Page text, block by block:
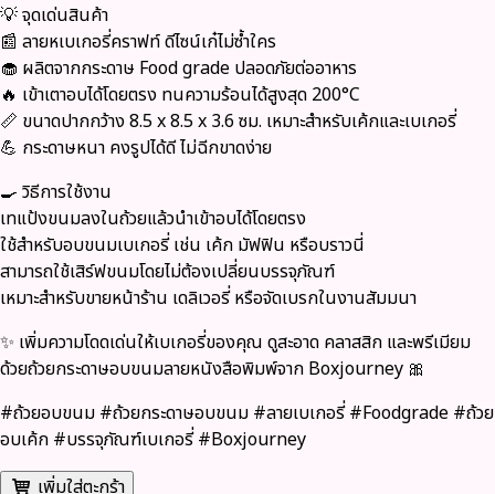
💡 จุดเด่นสินค้า
📰 ลายหเบเกอรี่คราฟท์ ดีไซน์เก๋ไม่ซ้ำใคร
🧁 ผลิตจากกระดาษ Food grade ปลอดภัยต่ออาหาร
🔥 เข้าเตาอบได้โดยตรง ทนความร้อนได้สูงสุด 200°C
📏 ขนาดปากกว้าง 8.5 x 8.5 x 3.6 ซม. เหมาะสำหรับเค้กและเบเกอรี่
💪 กระดาษหนา คงรูปได้ดี ไม่ฉีกขาดง่าย
🍳 วิธีการใช้งาน
เทแป้งขนมลงในถ้วยแล้วนำเข้าอบได้โดยตรง
ใช้สำหรับอบขนมเบเกอรี่ เช่น เค้ก มัฟฟิน หรือบราวนี่
สามารถใช้เสิร์ฟขนมโดยไม่ต้องเปลี่ยนบรรจุภัณฑ์
เหมาะสำหรับขายหน้าร้าน เดลิเวอรี่ หรือจัดเบรกในงานสัมมนา
✨ เพิ่มความโดดเด่นให้เบเกอรี่ของคุณ ดูสะอาด คลาสสิก และพรีเมียม
ด้วยถ้วยกระดาษอบขนมลายหนังสือพิมพ์จาก Boxjourney 🎀
#ถ้วยอบขนม #ถ้วยกระดาษอบขนม #ลายเบเกอรี่ #Foodgrade #ถ้วย
อบเค้ก #บรรจุภัณฑ์เบเกอรี่ #Boxjourney
เพิ่มใส่ตะกร้า